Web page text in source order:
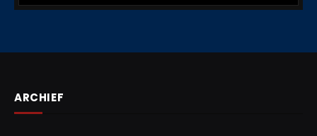
ARCHIEF